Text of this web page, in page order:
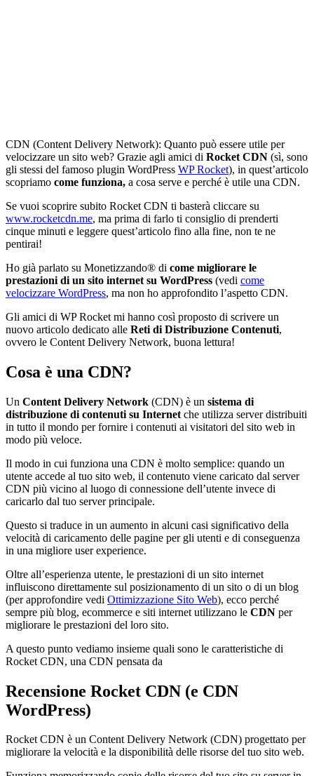
CDN (Content Delivery Network): Quanto può essere utile per
velocizzare un sito web? Grazie agli amici di Rocket CDN (sì, sono
gli stessi del famoso plugin WordPress WP Rocket), in quest’articolo
scopriamo come funziona, a cosa serve e perché è utile una CDN.
Se vuoi scoprire subito Rocket CDN ti basterà cliccare su
www.rocketcdn.me, ma prima di farlo ti consiglio di prenderti
cinque minuti e leggere quest’articolo fino alla fine, non te ne
pentirai!
Ho già parlato su Monetizzando® di come migliorare le
prestazioni di un sito internet su WordPress (vedi come
velocizzare WordPress, ma non ho approfondito l’aspetto CDN.
Gli amici di WP Rocket mi hanno così proposto di scrivere un
nuovo articolo dedicato alle Reti di Distribuzione Contenuti,
ovvero le Content Delivery Network, buona lettura!
Cosa è una CDN?
Un Content Delivery Network (CDN) è un sistema di
distribuzione di contenuti su Internet che utilizza server distribuiti
in tutto il mondo per fornire i contenuti ai visitatori del sito web in
modo più veloce.
Il modo in cui funziona una CDN è molto semplice: quando un
utente accede al tuo sito web, il contenuto viene caricato dal server
CDN più vicino al luogo di connessione dell’utente invece di
caricarlo dal tuo server principale.
Questo si traduce in un aumento in alcuni casi significativo della
velocità di caricamento delle pagine per gli utenti e di conseguenza
in una migliore user experience.
Oltre all’esperienza utente, le prestazioni di un sito internet
influiscono direttamente sul posizionamento di un sito o di un blog
(per approfondire vedi Ottimizzazione Sito Web), ecco perché
sempre più blog, ecommerce e siti internet utilizzano le CDN per
migliorare le prestazioni del loro sito.
A questo punto vediamo insieme quali sono le caratteristiche di
Rocket CDN, una CDN pensata da
Recensione Rocket CDN (e CDN
WordPress)
Rocket CDN è un Content Delivery Network (CDN) progettato per
migliorare la velocità e la disponibilità delle risorse del tuo sito web.